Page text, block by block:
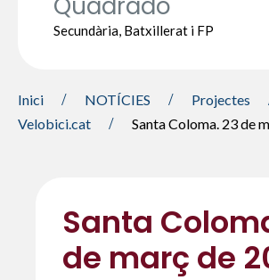
Secundària, Batxillerat i FP
Inici NOTÍCIES
Projectes
Velobici.cat
Santa Coloma. 23 de
Santa
de març de